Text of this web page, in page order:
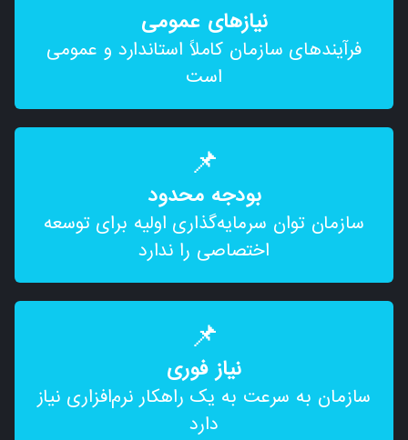
نیازهای عمومی
فرآیندهای سازمان کاملاً استاندارد و عمومی
است
📌
بودجه محدود
سازمان توان سرمایه‌گذاری اولیه برای توسعه
اختصاصی را ندارد
📌
نیاز فوری
سازمان به سرعت به یک راهکار نرم‌افزاری نیاز
دارد